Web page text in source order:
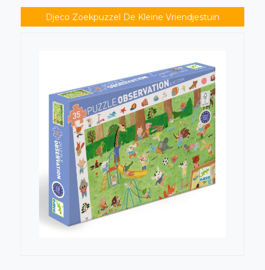
Djeco Zoekpuzzel De Kleine Vriendjestuin